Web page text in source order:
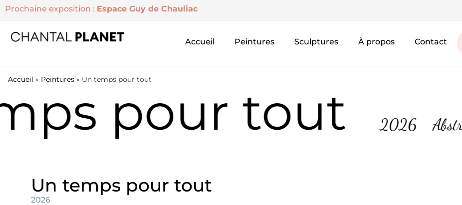
Prochaine exposition : Espace Guy de Chauliac
Accueil Peintures Sculptures À propos Contact
Accueil » Peintures » Un temps pour tout
pour tout 2026 Abstrait
Un temps pour tout
2026